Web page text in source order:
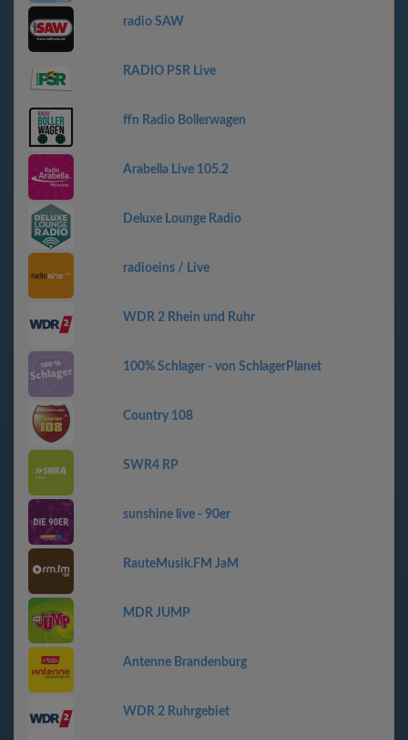
radio SAW
RADIO PSR Live
ffn Radio Bollerwagen
Arabella Live 105.2
Deluxe Lounge Radio
radioeins / Live
WDR 2 Rhein und Ruhr
100% Schlager - von SchlagerPlanet
Country 108
SWR4 RP
sunshine live - 90er
RauteMusik.FM JaM
MDR JUMP
Antenne Brandenburg
WDR 2 Ruhrgebiet